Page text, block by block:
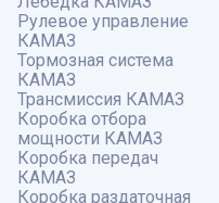
Рулевое управление
КАМАЗ
Тормозная система
КАМАЗ
Трансмиссия КАМАЗ
Коробка отбора
мощности КАМАЗ
Коробка передач
КАМАЗ
Коробка раздаточная